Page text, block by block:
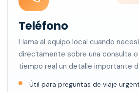
Teléfono
Llama al equipo local cuando
directamente sobre una consulta
tiempo real un detalle importante
Útil para preguntas de viaje